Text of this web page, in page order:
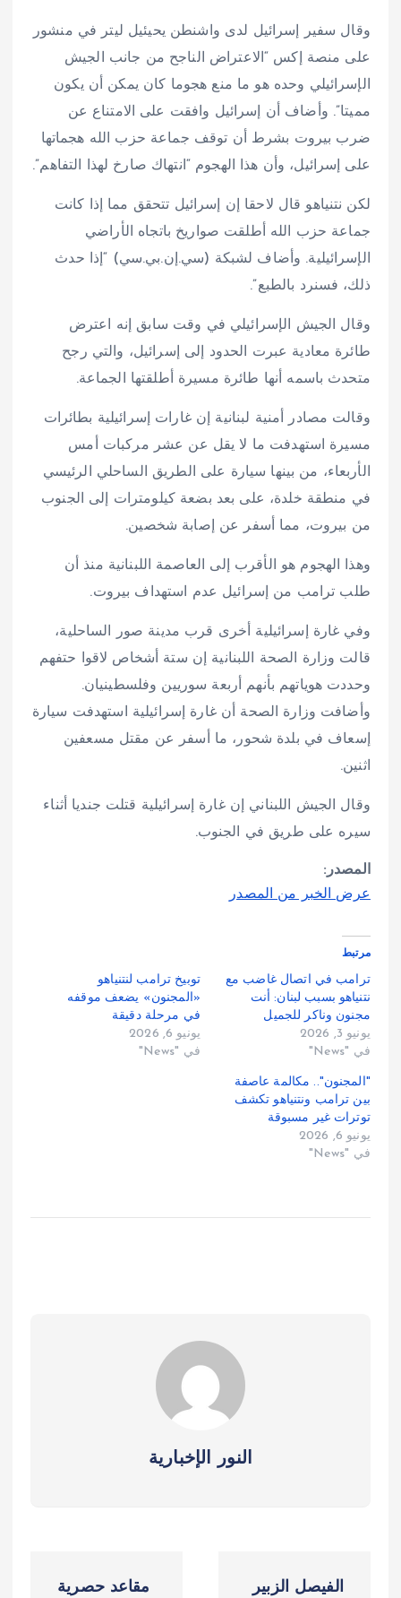
وقال سفير إسرائيل لدى واشنطن يحيئيل ليتر في منشور
على منصة إكس “الاعتراض الناجح من جانب الجيش
الإسرائيلي وحده هو ما منع هجوما كان يمكن أن يكون
مميتا”. وأضاف أن إسرائيل وافقت على الامتناع عن
ضرب بيروت بشرط أن توقف جماعة حزب الله هجماتها
على إسرائيل، وأن هذا الهجوم “انتهاك صارخ لهذا التفاهم”.
لكن نتنياهو قال لاحقا إن إسرائيل تتحقق مما إذا كانت
جماعة حزب الله أطلقت صواريخ باتجاه الأراضي
الإسرائيلية. وأضاف لشبكة (سي.إن.بي.سي) “إذا حدث
ذلك، فسنرد بالطبع”.
وقال الجيش الإسرائيلي في وقت سابق إنه اعترض
طائرة معادية عبرت الحدود إلى إسرائيل، والتي رجح
متحدث باسمه أنها طائرة مسيرة أطلقتها الجماعة.
وقالت مصادر أمنية لبنانية إن غارات إسرائيلية بطائرات
مسيرة استهدفت ما لا يقل عن عشر مركبات أمس
الأربعاء، من بينها سيارة على الطريق الساحلي الرئيسي
في منطقة خلدة، على بعد بضعة كيلومترات إلى الجنوب
من بيروت، مما أسفر عن إصابة شخصين.
وهذا الهجوم هو الأقرب إلى العاصمة اللبنانية منذ أن
طلب ترامب من إسرائيل عدم استهداف بيروت.
وفي غارة إسرائيلية أخرى قرب مدينة صور الساحلية،
قالت وزارة الصحة اللبنانية إن ستة أشخاص لاقوا حتفهم
وحددت هوياتهم بأنهم أربعة سوريين وفلسطينيان.
وأضافت وزارة الصحة أن غارة إسرائيلية استهدفت سيارة
إسعاف في بلدة شحور، ما أسفر عن مقتل مسعفين
اثنين.
وقال الجيش اللبناني إن غارة إسرائيلية قتلت جنديا أثناء
سيره على طريق في الجنوب.
المصدر:
عرض الخبر من المصدر
مرتبط
ترامب في اتصال غاضب مع
نتنياهو بسبب لبنان: أنت
مجنون وناكر للجميل
يونيو 3, 2026
في "News"
توبيخ ترامب لنتنياهو
«المجنون» يضعف موقفه
في مرحلة دقيقة
يونيو 6, 2026
في "News"
"المجنون".. مكالمة عاصفة
بين ترامب ونتنياهو تكشف
توترات غير مسبوقة
يونيو 6, 2026
في "News"
النور الإخبارية
الفيصل الزبير مقاعد حصرية